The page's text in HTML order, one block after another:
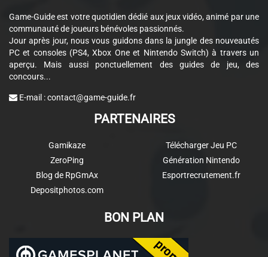
Game-Guide est votre quotidien dédié aux jeux vidéo, animé par une
communauté de joueurs bénévoles passionnés.
Jour après jour, nous vous guidons dans la jungle des nouveautés
PC et consoles (PS4, Xbox One et Nintendo Switch) à travers un
aperçu. Mais aussi ponctuellement des guides de jeu, des
concours...
E-mail :contact@game-guide.fr
PARTENAIRES
Gamikaze
ZeroPing
Blog de RpGmAx
Depositphotos.com
Télécharger Jeu PC
Génération Nintendo
Esportrecrutement.fr
BON PLAN